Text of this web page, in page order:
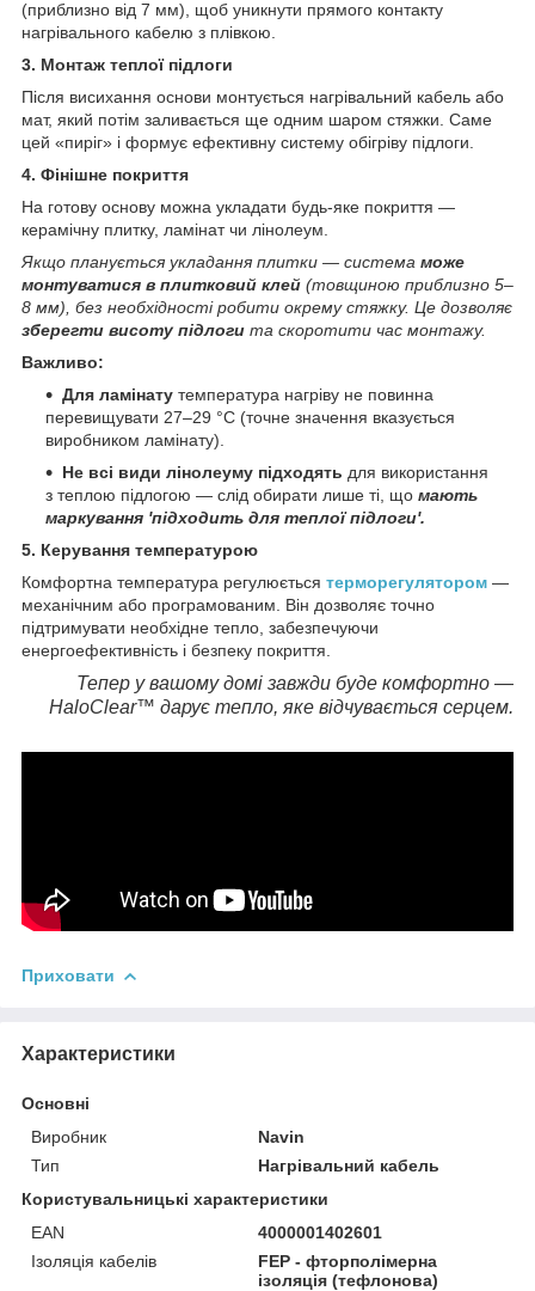
(приблизно від 7 мм), щоб уникнути прямого контакту
нагрівального кабелю з плівкою.
3. Монтаж теплої підлоги
Після висихання основи монтується нагрівальний кабель або
мат, який потім заливається ще одним шаром стяжки. Саме
цей «пиріг» і формує ефективну систему обігріву підлоги.
4. Фінішне покриття
На готову основу можна укладати будь-яке покриття —
керамічну плитку, ламінат чи лінолеум.
Якщо планується укладання плитки — система може
монтуватися в плитковий клей (товщиною приблизно 5–
8 мм), без необхідності робити окрему стяжку. Це дозволяє
зберегти висоту підлоги та скоротити час монтажу.
Важливо:
Для ламінату температура нагріву не повинна
перевищувати 27–29 °C (точне значення вказується
виробником ламінату).
Не всі види лінолеуму підходять для використання
з теплою підлогою — слід обирати лише ті, що мають
маркування 'підходить для теплої підлоги'.
5. Керування температурою
Комфортна температура регулюється терморегулятором —
механічним або програмованим. Він дозволяє точно
підтримувати необхідне тепло, забезпечуючи
енергоефективність і безпеку покриття.
Тепер у вашому домі завжди буде комфортно —
HaloClear™ дарує тепло, яке відчувається серцем.
Приховати
Характеристики
Основні
Виробник
Navin
Тип
Нагрівальний кабель
Користувальницькі характеристики
EAN
4000001402601
Ізоляція кабелів
FEP - фторполімерна
ізоляція (тефлонова)